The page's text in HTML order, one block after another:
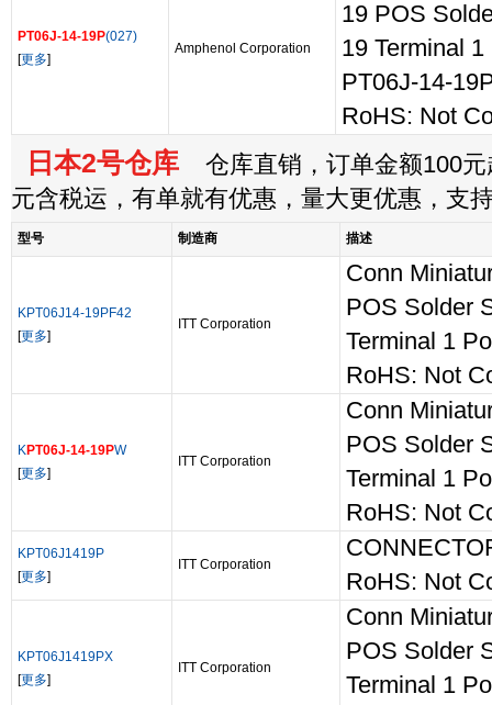
PT06J-14-19P(027)
[更多]
Amphenol Corporation
19 POS
19 Terminal
PT06J-14-
RoHS: Not
日本2号仓库 仓库直销，订单金额100元
元含税运，有单就有优惠，量大更优惠，支
型号 制造商 描述
KPT06J14-19PF42
[更多]
ITT Corporation
Conn
POS Solder
Terminal 1
RoHS: Not
KPT06J-14-19PW
[更多]
ITT Corporation
Conn
POS Solder
Terminal 1
RoHS: Not
KPT06J1419P
[更多]
ITT Corporation
RoHS: Not
KPT06J1419PX
[更多]
ITT Corporation
Conn
POS Solder
Terminal 1